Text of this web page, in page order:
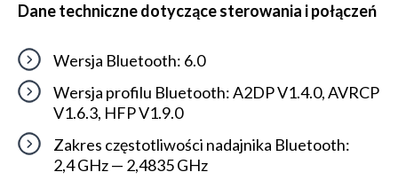
Dane techniczne dotyczące sterowania i połączeń
Wersja Bluetooth: 6.0
Wersja profilu Bluetooth: A2DP V1.4.0, AVRCP
V1.6.3, HFP V1.9.0
Zakres częstotliwości nadajnika Bluetooth:
2,4 GHz — 2,4835 GHz